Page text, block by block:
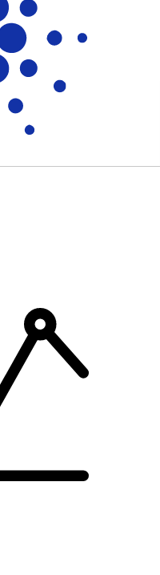
単に行えます。ライブの
払いオプションをご利用